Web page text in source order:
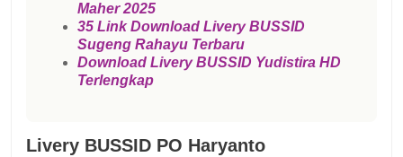
Maher 2025
35 Link Download Livery BUSSID
Sugeng Rahayu Terbaru
Download Livery BUSSID Yudistira HD
Terlengkap
Livery BUSSID PO Haryanto